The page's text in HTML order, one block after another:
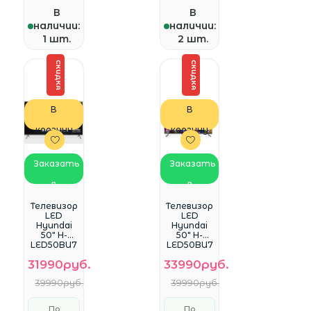
В
наличии:
1 шт.
В
наличии:
2 шт.
СКИДКА
В
корзину
Заказать
в
WhatsApp
Телевизор
LED
Hyundai
50" H-
LED50BU7
Android TV
Frameless
черный 4K
31990руб.
39990руб.
По
СКИДКА
В
корзину
Заказать
в
WhatsApp
Телевизор
LED
Hyundai
50" H-
LED50BU7
TV
Frameless
черный 4K
120Hz DVB-
33990руб.
39990руб.
По